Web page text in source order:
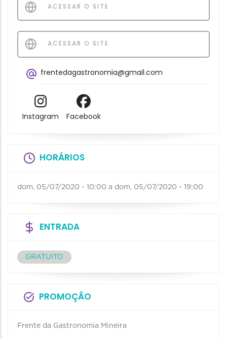
ACESSAR O SITE
ACESSAR O SITE
frentedagastronomia@gmail.com
Instagram Facebook
HORÁRIOS
dom, 05/07/2020 - 10:00 a dom, 05/07/2020 - 19:00
ENTRADA
GRATUITO
PROMOÇÃO
Frente da Gastronomia Mineira